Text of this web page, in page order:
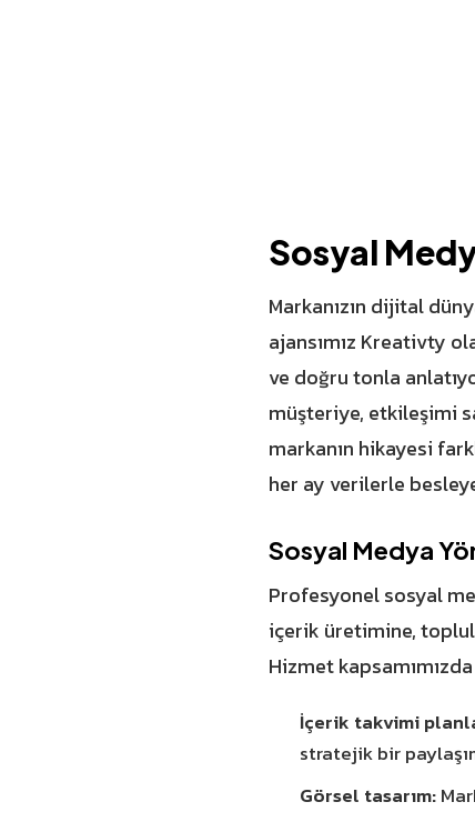
Sosyal
Markanızın dijital
ajansımız Kreativty
ve doğru tonla
müşteriye, etkileşimi
markanın hikayesi
her ay verilerle
Sosyal Medya
Profesyonel sosyal
içerik üretimine,
Hizmet
İçerik takvimi
stratejik bir
Görsel tasarım: